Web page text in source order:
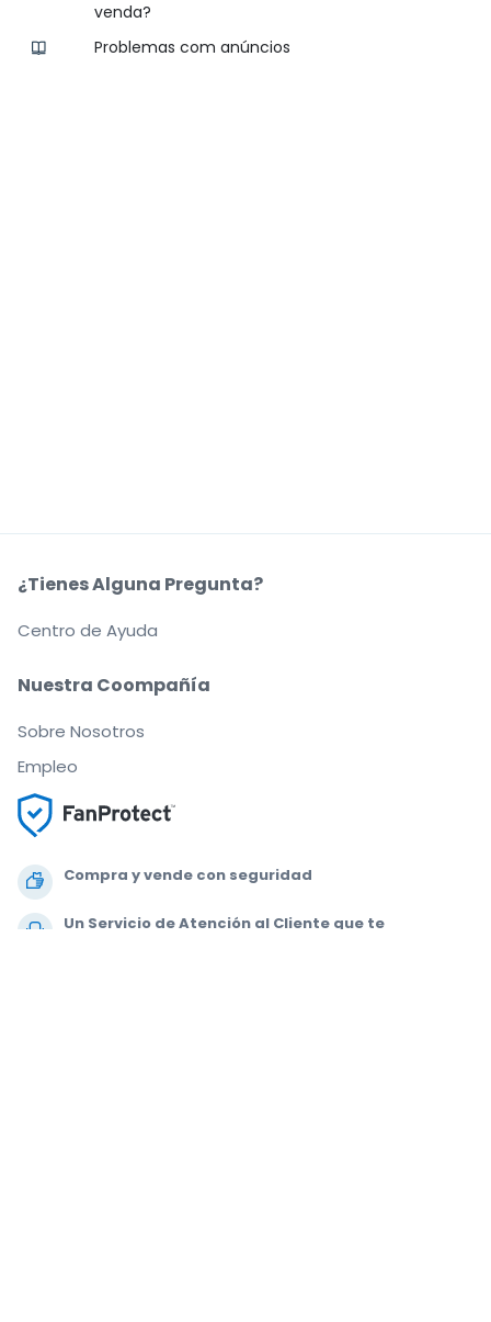
venda?
Problemas com anúncios
Compra y vende con seguridad
Un Servicio de Atención al Cliente que te
Nuestra Coompañía
Sobre Nosotros
Empleo
¿Tienes Alguna Pregunta?
Centro de Ayuda